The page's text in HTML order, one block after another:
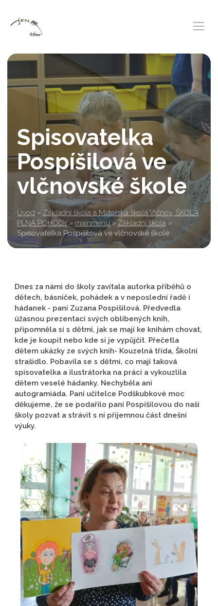
Spisovatelka
Pospíšilová ve
vlčnovské škole
Úvod » Základní škola a Mateřská škola Vlčnov, ŠKOLA
PLNÁ POHODY » mainmenu » Základní škola »
Spisovatelka Pospíšilová ve vlčnovské škole
Dnes za námi do školy zavítala autorka příběhů o
dětech, básniček, pohádek a v neposlední řadě i
hádanek - paní Zuzana Pospíšilová. Předvedla
úžasnou prezentaci svých oblíbených knih,
připomněla si s dětmi, jak se mají ke knihám chovat,
kde je koupit nebo kde si je vypůjčit. Přečetla
dětem ukázky ze svých knih- Kouzelná třída, Školní
strašidlo. Pobavila se s dětmi, co mají taková
spisovatelka a ilustrátorka na práci a vykouzlila
dětem veselé hádanky. Nechyběla ani
autogramiáda. Paní učitelce Podškubkové moc
děkujeme, že se podařilo paní Pospíšilovou do naší
školy pozvat a strávit s ní příjemnou část dnešní
výuky.